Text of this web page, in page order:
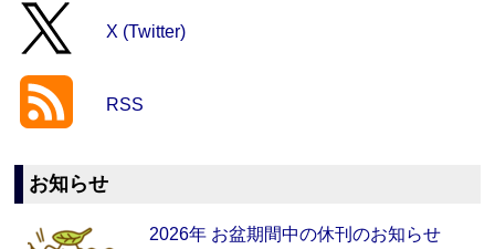
X (Twitter)
RSS
お知らせ
2026年 お盆期間中の休刊のお知らせ